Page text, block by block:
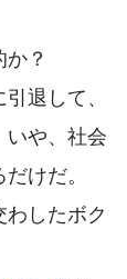
？
退して、
いや、社会
けだ。
したボク